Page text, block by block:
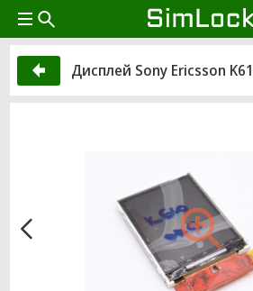
Дисплей Sony Ericsson